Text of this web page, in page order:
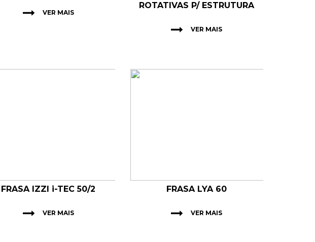
VER MAIS
ROTATIVAS P/ ESTRUTURA
VER MAIS
FRASA IZZI i-TEC 50/2
VER MAIS
FRASA LYA 60
VER MAIS